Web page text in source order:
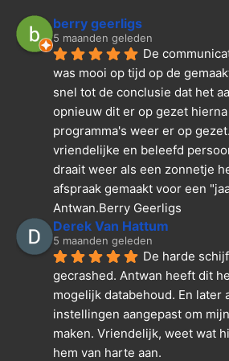
berry geerligs
5 maanden geleden
De
was mooi op tijd op de
snel tot de conclusie dat het
opnieuw dit er op gezet
programma's weer er op
vriendelijke en beleefd
draait weer als een zonnetje
afspraak gemaakt voor een
Antwan.Berry Geerligs
Derek Van Hattum
5 maanden geleden
De harde
gecrashed. Antwan heeft dit
mogelijk databehoud. En later
instellingen aangepast om
maken. Vriendelijk, weet wat
hem van harte aan.